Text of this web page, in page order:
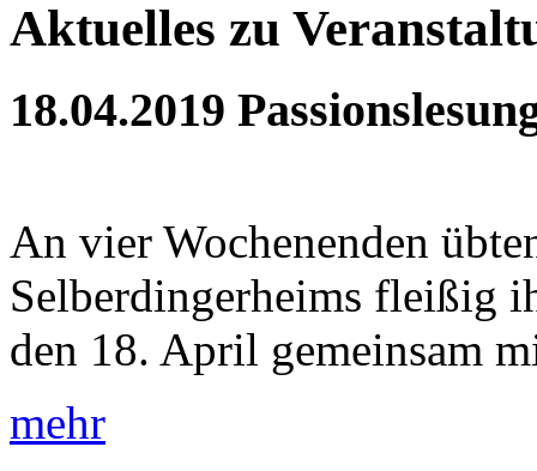
Aktuelles zu
18.04.2019
An vier Wochenenden
Selberdingerheims fleißig
den 18. April gemeinsam
mehr